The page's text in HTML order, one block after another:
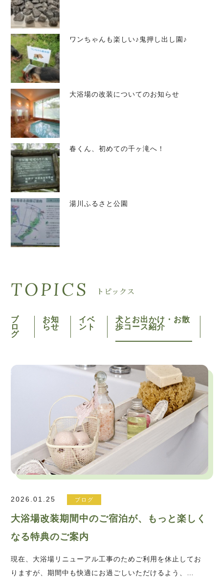
ワンちゃんも楽しい♪鬼押し出し園♪
大浴場の改装についてのお知らせ
春くん、初めての千ヶ滝へ！
湯川ふるさと公園
TOPICS トピックス
ブ
ロ
グ
お知
らせ
イベ
ント
犬とお出かけ・お散
歩コース紹介
2026.01.25 ブログ
大浴場改装期間中のご宿泊が、もっと楽しく
なる特典のご案内
現在、大浴場リニューアル工事のためご利用を休止してお
りますが、期間中も快適にお過ごしいただけるよう、…